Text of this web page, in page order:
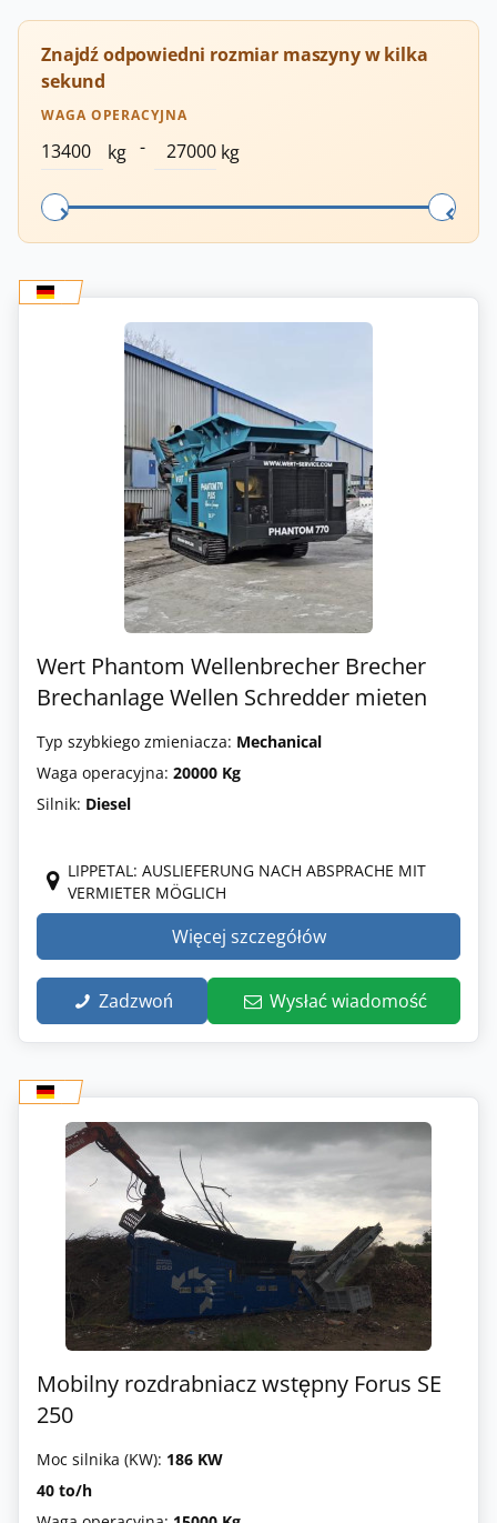
Znajdź odpowiedni rozmiar maszyny w kilka
sekund
WAGA OPERACYJNA
kg - kg
Wert Phantom Wellenbrecher Brecher
Brechanlage Wellen Schredder mieten
Typ szybkiego zmieniacza: Mechanical
Waga operacyjna: 20000 Kg
Silnik: Diesel
LIPPETAL: AUSLIEFERUNG NACH ABSPRACHE MIT
VERMIETER MÖGLICH
Więcej szczegółów
Zadzwoń Wysłać wiadomość
Mobilny rozdrabniacz wstępny Forus SE
250
Moc silnika (KW): 186 KW
40 to/h